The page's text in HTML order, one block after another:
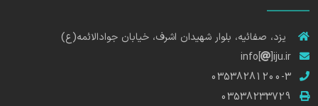
یزد، صفائیه، بلوار شهیدان اشرف، خیابان جوادالائمه(ع)
info[
]iju.ir
03538281200-3
03538233729